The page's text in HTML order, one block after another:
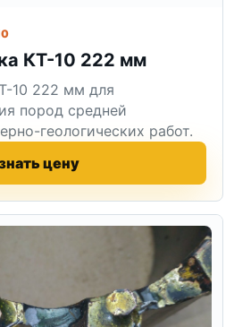
КТ-10 222 мм
10 222 мм для
пород средней
геологических работ.
цену